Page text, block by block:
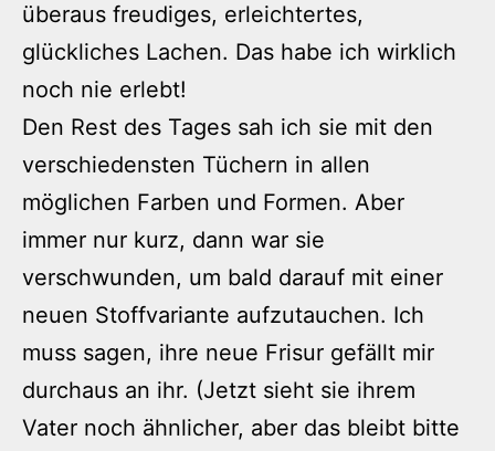
überaus freudiges, erleichtertes,
glückliches Lachen. Das habe ich wirklich
noch nie erlebt!
Den Rest des Tages sah ich sie mit den
verschiedensten Tüchern in allen
möglichen Farben und Formen. Aber
immer nur kurz, dann war sie
verschwunden, um bald darauf mit einer
neuen Stoffvariante aufzutauchen. Ich
muss sagen, ihre neue Frisur gefällt mir
durchaus an ihr. (Jetzt sieht sie ihrem
Vater noch ähnlicher, aber das bleibt bitte